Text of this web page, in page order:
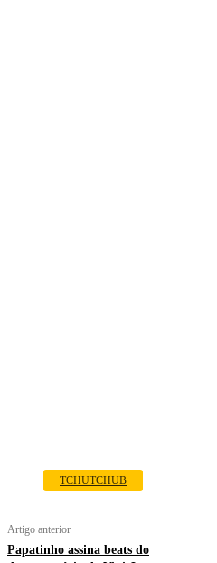
TCHUTCHUB
Artigo anterior
Papatinho assina beats do